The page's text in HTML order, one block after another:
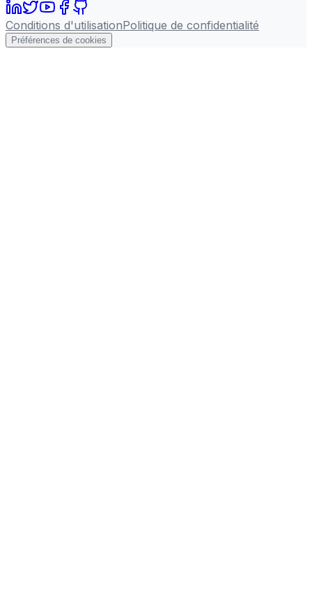
Conditions d'utilisationPolitique de confidentialité
Préférences de cookies